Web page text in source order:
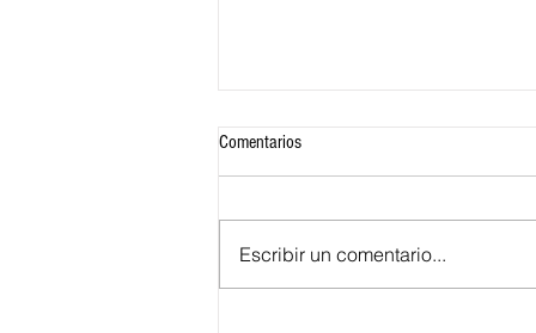
Comentarios
Escribir un comentario...